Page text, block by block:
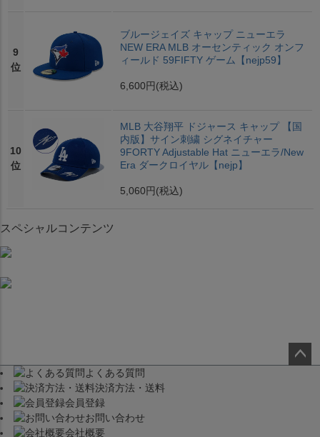
9
位
ブルージェイズ キャップ ニューエラ
NEW ERA MLB オーセンティック オンフ
ィールド 59FIFTY ゲーム【nejp59】
6,600円 (税込)
10
位
MLB 大谷翔平 ドジャース キャップ 【国
内版】サイン刺繍 シグネイチャー
9FORTY Adjustable Hat ニューエラ/New
Era ダークロイヤル【nejp】
5,060円 (税込)
スペシャルコンテンツ
よくある質問
決済方法・送料
会員登録
お問い合わせ
会社概要